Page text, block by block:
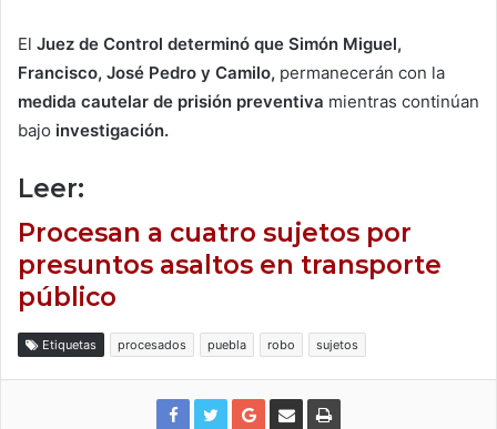
El Juez de Control determinó que Simón Miguel,
Francisco, José Pedro y Camilo, permanecerán con la
medida cautelar de prisión preventiva mientras continúan
bajo investigación.
Leer:
Procesan a cuatro sujetos por
presuntos asaltos en transporte
público
Etiquetas procesados puebla robo sujetos